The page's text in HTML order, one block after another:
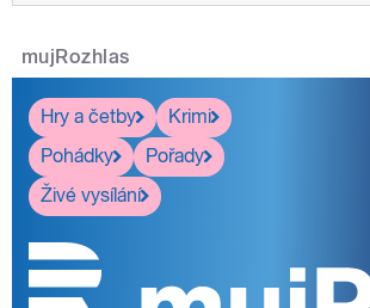
mujRozhlas
Hry a četby
Krimi
Pohádky
Pořady
Živé vysílání